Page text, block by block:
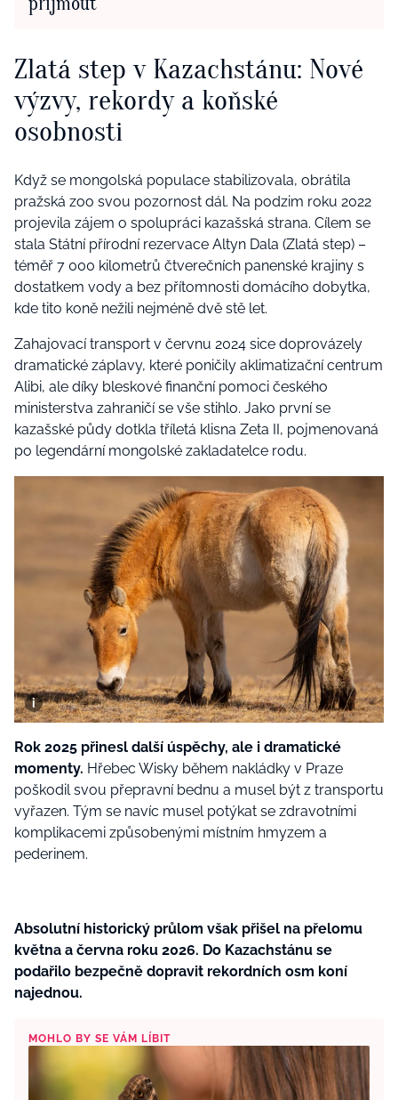
Zlatá step v Kazachstánu: Nové
výzvy, rekordy a koňské
osobnosti
Když se mongolská populace stabilizovala, obrátila
pražská zoo svou pozornost dál. Na podzim roku 2022
projevila zájem o spolupráci kazašská strana. Cílem se
stala Státní přírodní rezervace Altyn Dala (Zlatá step) –
téměř 7 000 kilometrů čtverečních panenské krajiny s
dostatkem vody a bez přítomnosti domácího dobytka,
kde tito koně nežili nejméně dvě stě let.
Zahajovací transport v červnu 2024 sice doprovázely
dramatické záplavy, které poničily aklimatizační centrum
Alibi, ale díky bleskové finanční pomoci českého
ministerstva zahraničí se vše stihlo. Jako první se
kazašské půdy dotkla tříletá klisna Zeta II, pojmenovaná
po legendární mongolské zakladatelce rodu.
Rok 2025 přinesl další úspěchy, ale i dramatické
momenty. Hřebec Wisky během nakládky v Praze
poškodil svou přepravní bednu a musel být z transportu
vyřazen. Tým se navíc musel potýkat se zdravotními
komplikacemi způsobenými místním hmyzem a
pederinem.
Absolutní historický průlom však přišel na přelomu
května a června roku 2026. Do Kazachstánu se
podařilo bezpečně dopravit rekordních osm koní
najednou.
MOHLO BY SE VÁM LÍBIT